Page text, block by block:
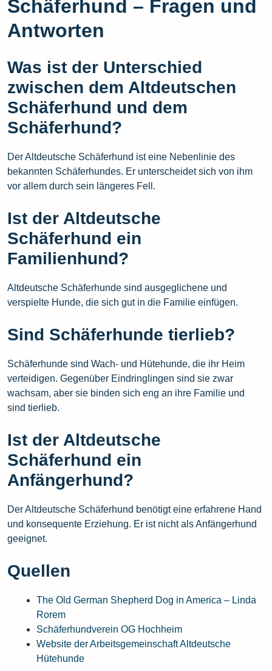
Schäferhund – Fragen und
Antworten
Was ist der Unterschied
zwischen dem Altdeutschen
Schäferhund und dem
Schäferhund?
Der Altdeutsche Schäferhund ist eine Nebenlinie des
bekannten Schäferhundes. Er unterscheidet sich von ihm
vor allem durch sein längeres Fell.
Ist der Altdeutsche
Schäferhund ein
Familienhund?
Altdeutsche Schäferhunde sind ausgeglichene und
verspielte Hunde, die sich gut in die Familie einfügen.
Sind Schäferhunde tierlieb?
Schäferhunde sind Wach- und Hütehunde, die ihr Heim
verteidigen. Gegenüber Eindringlingen sind sie zwar
wachsam, aber sie binden sich eng an ihre Familie und
sind tierlieb.
Ist der Altdeutsche
Schäferhund ein
Anfängerhund?
Der Altdeutsche Schäferhund benötigt eine erfahrene Hand
und konsequente Erziehung. Er ist nicht als Anfängerhund
geeignet.
Quellen
The Old German Shepherd Dog in America – Linda
Rorem
Schäferhundverein OG Hochheim
Website der Arbeitsgemeinschaft Altdeutsche
Hütehunde